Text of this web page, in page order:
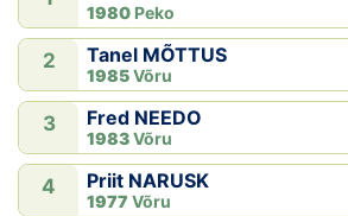
1980 Peko
2 Tanel MÕTTUS
1985Võru
3 Fred NEEDO
1983Võru
4 Priit NARUSK
1977 Võru